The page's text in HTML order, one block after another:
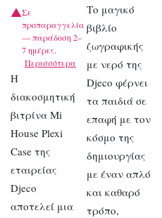
Σε
προπαραγγελία
— παράδοση 2–
7 ημέρες.
Περισσότερα
Η
διακοσμητική
βιτρίνα Mi
House Plexi
Case της
εταιρείας
Djeco
αποτελεί μια
Το μαγικό
βιβλίο
ζωγραφικής
με νερό της
Djeco φέρνει
τα παιδιά σε
επαφή με τον
κόσμο της
δημιουργίας
με έναν απλό
και καθαρό
τρόπο,